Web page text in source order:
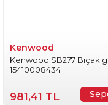
Kenwood
Kenwood SB277 Bıçak
15410008434
981,41 TL